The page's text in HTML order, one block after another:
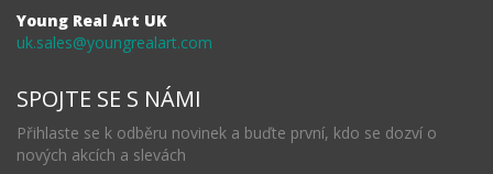
Young Real Art UK
uk.sales@youngrealart.com
SPOJTE SE S NÁMI
Přihlaste se k odběru novinek a buďte první, kdo se dozví o
nových akcích a slevách